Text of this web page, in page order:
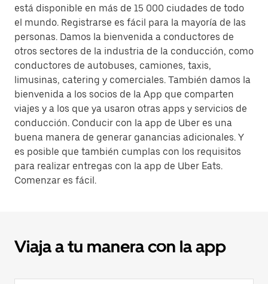
está disponible en más de 15 000 ciudades de todo
el mundo. Registrarse es fácil para la mayoría de las
personas. Damos la bienvenida a conductores de
otros sectores de la industria de la conducción, como
conductores de autobuses, camiones, taxis,
limusinas, catering y comerciales. También damos la
bienvenida a los socios de la App que comparten
viajes y a los que ya usaron otras apps y servicios de
conducción. Conducir con la app de Uber es una
buena manera de generar ganancias adicionales. Y
es posible que también cumplas con los requisitos
para realizar entregas con la app de Uber Eats.
Comenzar es fácil.
Viaja a tu manera con la app